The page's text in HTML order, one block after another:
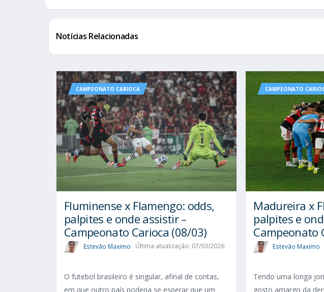
Notícias Relacionadas
CAMPEONATO CARIOCA
Fluminense x Flamengo: odds,
palpites e onde assistir –
Campeonato Carioca (08/03)
Estevão Maximo Última atualização: 07/03/2026
O futebol brasileiro é singular, afinal de contas,
em que outro país poderia se esperar que um
CAMPEONATO
Madureira x
palpites e
Campeonato
Estevão Maximo
Tendo uma longa
gosto amargo da